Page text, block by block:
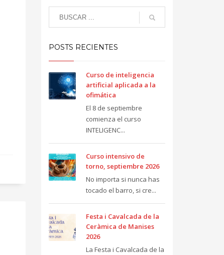
POSTS RECIENTES
Curso de inteligencia
artificial aplicada a la
ofimática
El 8 de septiembre
comienza el curso
INTELIGENC...
Curso intensivo de
torno, septiembre 2026
No importa si nunca has
tocado el barro, si cre...
Festa i Cavalcada de la
Ceràmica de Manises
2026
La Festa i Cavalcada de la